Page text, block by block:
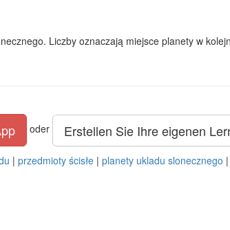
Liczby oznaczają miejsce planety w
oder Erstellen Sie Ihre eigenen
| przedmioty ścisłe | planety ukladu slonecznego |